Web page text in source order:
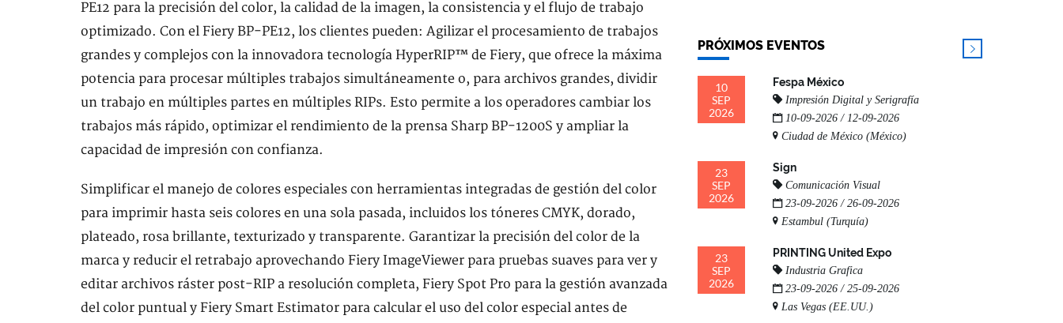
PE12 para la precisión del color, la calidad de la imagen, la consistencia y el flujo de trabajo
optimizado. Con el Fiery BP-PE12, los clientes pueden: Agilizar el procesamiento de trabajos
grandes y complejos con la innovadora tecnología HyperRIP™ de Fiery, que ofrece la máxima
potencia para procesar múltiples trabajos simultáneamente o, para archivos grandes, dividir
un trabajo en múltiples partes en múltiples RIPs. Esto permite a los operadores cambiar los
trabajos más rápido, optimizar el rendimiento de la prensa Sharp BP-1200S y ampliar la
capacidad de impresión con confianza.
Simplificar el manejo de colores especiales con herramientas integradas de gestión del color
para imprimir hasta seis colores en una sola pasada, incluidos los tóneres CMYK, dorado,
plateado, rosa brillante, texturizado y transparente. Garantizar la precisión del color de la
marca y reducir el retrabajo aprovechando Fiery ImageViewer para pruebas suaves para ver y
editar archivos ráster post-RIP a resolución completa, Fiery Spot Pro para la gestión avanzada
del color puntual y Fiery Smart Estimator para calcular el uso del color especial antes de
PRÓXIMOS EVENTOS
10
SEP
2026
Fespa México
Impresión Digital y Serigrafía
10-09-2026 / 12-09-2026
Ciudad de México (México)
23
SEP
2026
Sign
Comunicación Visual
23-09-2026 / 26-09-2026
Estambul (Turquía)
23
SEP
2026
PRINTING United Expo
Industria Grafica
23-09-2026 / 25-09-2026
Las Vegas (EE.UU.)